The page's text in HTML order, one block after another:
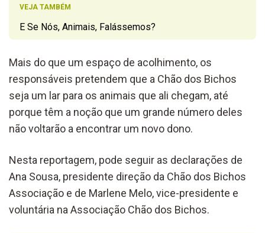
VEJA TAMBÉM
E Se Nós, Animais, Falássemos?
Mais do que um espaço de acolhimento, os
responsáveis pretendem que a Chão dos Bichos
seja um lar para os animais que ali chegam, até
porque têm a noção que um grande número deles
não voltarão a encontrar um novo dono.
Nesta reportagem, pode seguir as declarações de
Ana Sousa, presidente direção da Chão dos Bichos
Associação e de Marlene Melo, vice-presidente e
voluntária na Associação Chão dos Bichos.